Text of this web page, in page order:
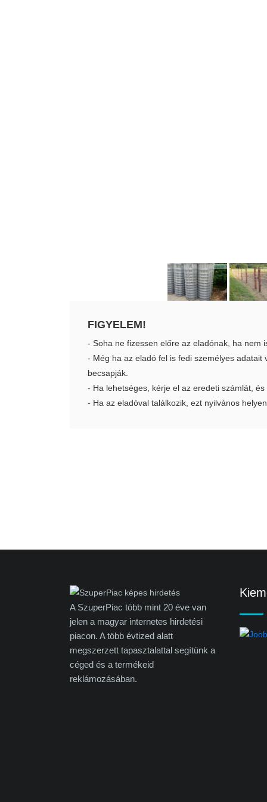
FIGYELEM!
- Soha ne fizessen előre az eladónak, ha nem
- Még ha az eladó fel is fedi személyes
becsapják.
- Ha lehetséges, kérje el az eredeti számlát,
- Ha az eladóval találkozik, ezt nyilvános
A SzuperPiac több mint 20 éve van
jelen a magyar internetes hirdetési
piacon. A több évtized alatt
megszerzett tapasztalattal segítünk a
céged és a termékeid
reklámozásában.